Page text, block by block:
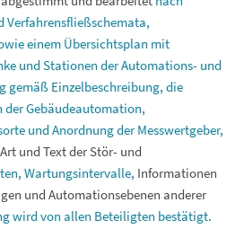
Verfahrensfließschemata,
einem Übersichtsplan mit
undStationen derAutomations- und
gemäß Einzelbeschreibung, die
derGebäudeautomation,
undAnordnungderMesswertgeber,
Art und TextderStör- und
Wartungsintervalle, Informationen
und Automationsebenen anderer
wirdvon allen Beteiligten bestätigt.